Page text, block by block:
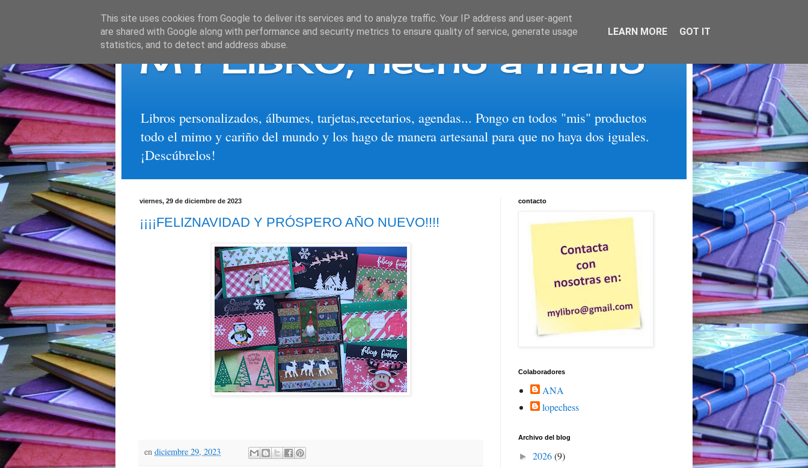
MY LIBRO, hecho a mano
Libros personalizados, álbumes, tarjetas,recetarios, agendas... Pongo en todos "mis" productos
todo el mimo y cariño del mundo y los hago de manera artesanal para que no haya dos iguales.
¡Descúbrelos!
viernes, 29 de diciembre de 2023
¡¡¡¡FELIZNAVIDAD Y PRÓSPERO AÑO NUEVO!!!!
en diciembre 29, 2023
contacto
Colaboradores
ANA
lopechess
Archivo del blog
► 2026(9)
This site uses cookies from Google to deliver its services and to analyze traffic. Your IP address and user-agent
are shared with Google along with performance and security metrics to ensure quality of service, generate usage
statistics, and to detect and address abuse.
LEARN MORE GOT IT